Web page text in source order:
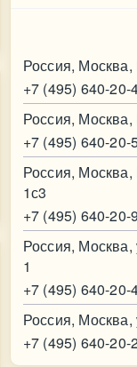
Россия,
+7 (495) 640-20-
Россия,
+7 (495) 640-20-
Россия,
1с3
+7 (495) 640-20-
Россия, Москва,
1
+7 (495) 640-20-
Россия,
+7 (495) 640-20-